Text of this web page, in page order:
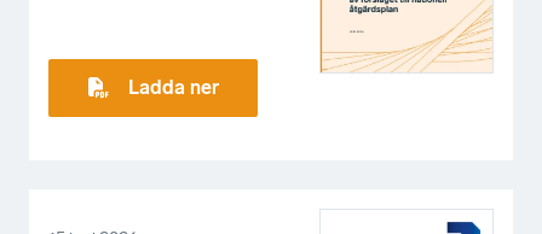
Ladda ner